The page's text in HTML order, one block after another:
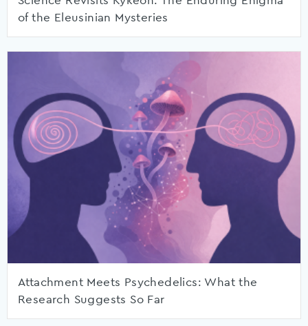
of the Eleusinian Mysteries
Attachment Meets Psychedelics: What the
Research Suggests So Far